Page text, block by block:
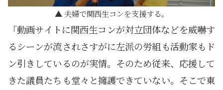
夫婦で関西生コンを支援する。
「動画サイトに関西生コンが対立団体などを威嚇す
るシーンが流されさすがに左派の労組も活動家もド
ン引きしているのが実情。そのため従来、応援して
きた議員たちも堂々と擁護できていない。そこで東